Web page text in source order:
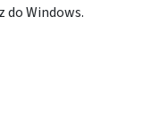
Windows.